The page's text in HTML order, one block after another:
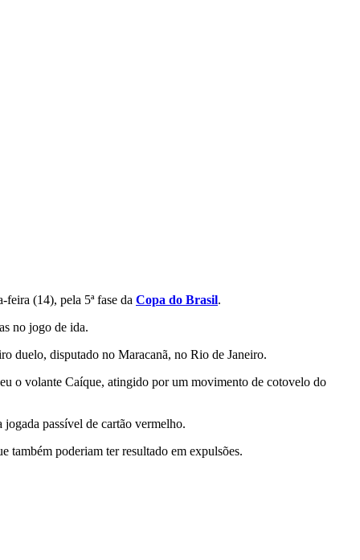
feira (14), pela 5ª fase da Copa do Brasil.
no jogo de ida.
duelo, disputado no Maracanã, no Rio de Janeiro.
o volante Caíque, atingido por um movimento de cotovelo do
passível de cartão vermelho.
também poderiam ter resultado em expulsões.